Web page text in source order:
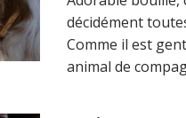
décidément
Comme il est
animal de